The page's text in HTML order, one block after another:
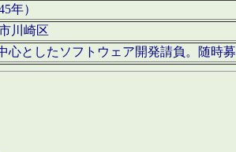
年）
川崎区
心としたソフトウェア開発請負。随時